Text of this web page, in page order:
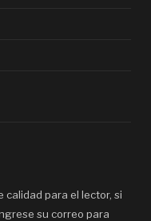
para el lector, si
su correo para